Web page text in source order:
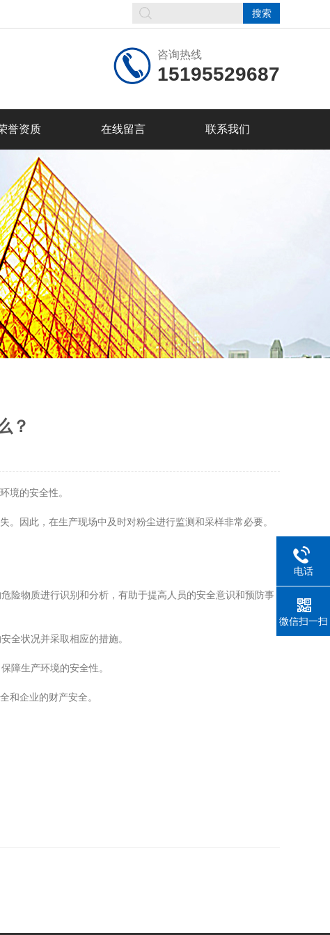
咨询热线
15195529687
誉资质 在线留言 联系我们
？
境的安全性。
因此，在生产现场中及时对粉尘进行监测和采样非常必要。
物质进行识别和分析，有助于提高人员的安全意识和预防事
状况并采取相应的措施。
障生产环境的安全性。
和企业的财产安全。
电话
微信扫一扫